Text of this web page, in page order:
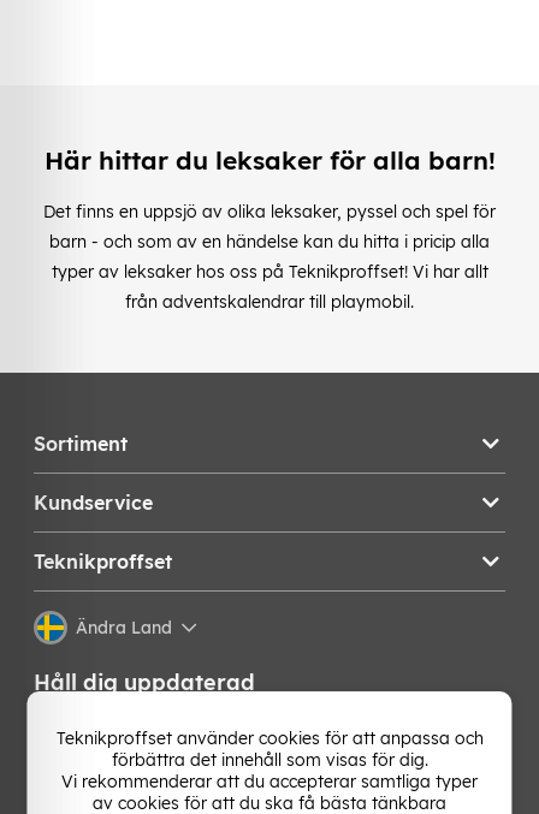
Här hittar du leksaker för alla barn!
Det finns en uppsjö av olika leksaker, pyssel och spel för
barn - och som av en händelse kan du hitta i pricip alla
typer av leksaker hos oss på Teknikproffset! Vi har allt
från adventskalendrar till playmobil.
Sortiment
Kundservice
Teknikproffset
Ändra Land
Håll dig uppdaterad
Få de senaste nyheterna, hetaste erbjudandena och
bästa tipsen från oss direkt i din mejlkorg. Signa upp på
vårt nyhetsbrev!
Teknikproffset använder cookies för att anpassa och
förbättra det innehåll som visas för dig.
Vi rekommenderar att du accepterar samtliga typer
av cookies för att du ska få bästa tänkbara